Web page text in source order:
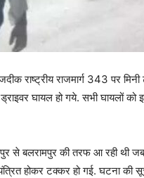
राष्ट्रीय राजमार्ग 343 पर
घायल हो गये. सभी घायलों को
से बलरामपुर की तरफ आ रही थी
होकर टक्कर हो गई. घटना की